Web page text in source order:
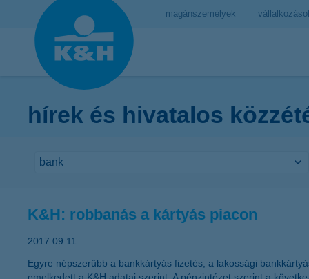
magánszemélyek
hírek és hivatalos
K&H: robbanás a kártyás piacon
2017.09.11.
Egyre népszerűbb a bankkártyás fizetés, a lakossági